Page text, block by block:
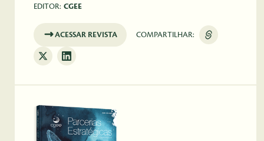
EDITOR: CGEE
ACESSAR REVISTA COMPARTILHAR: